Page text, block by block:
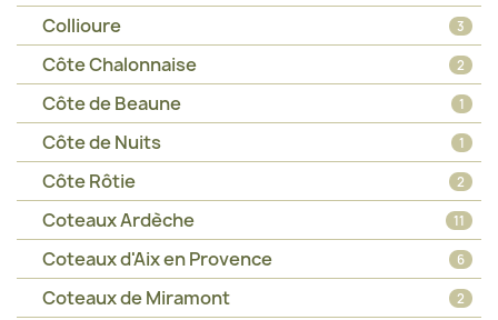
Collioure 3
Côte Chalonnaise 2
Côte de Beaune 1
Côte de Nuits 1
Côte Rôtie 2
Coteaux Ardèche 11
Coteaux d'Aix en Provence 6
Coteaux de Miramont 2